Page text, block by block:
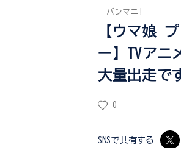
【ウマ娘
ー】TVアニ
大量出走で
バンマニ!
0
SNSで共有する